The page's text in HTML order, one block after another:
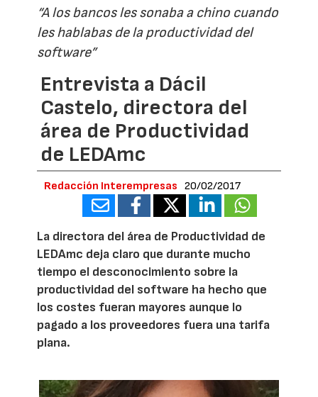
“A los bancos les sonaba a chino cuando
les hablabas de la productividad del
software”
Entrevista a Dácil
Castelo, directora del
área de Productividad
de LEDAmc
Redacción Interempresas 20/02/2017
La directora del área de Productividad de
LEDAmc deja claro que durante mucho
tiempo el desconocimiento sobre la
productividad del software ha hecho que
los costes fueran mayores aunque lo
pagado a los proveedores fuera una tarifa
plana.